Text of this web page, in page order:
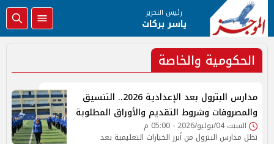
رئيس التحرير
ياسر بركات
الحكومية والخاصة
مدارس البترول بعد الإعدادية 2026.. التنسيق
والمصروفات وشروط التقديم والأوراق المطلوبة
السبت 04/يوليو/2026 - 05:00 م
تظل مدارس البترول من أبرز الخيارات التعليمية بعد